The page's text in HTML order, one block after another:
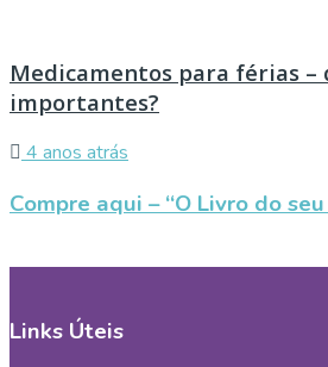
Medicamentos para férias –
importantes?
4 anos atrás
Compre aqui – “O Livro do
Links Úteis